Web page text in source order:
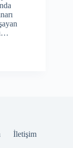
İletişim